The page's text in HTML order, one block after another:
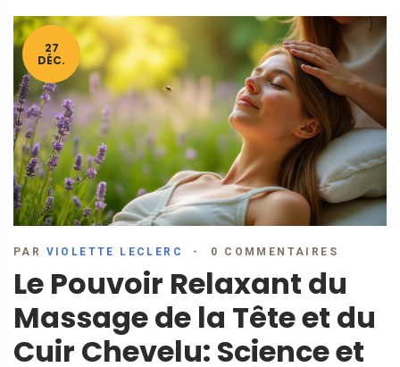
27
DÉC.
PAR VIOLETTE LECLERC 0 COMMENTAIRES
Le Pouvoir Relaxant du
Massage de la Tête et du
Cuir Chevelu: Science et